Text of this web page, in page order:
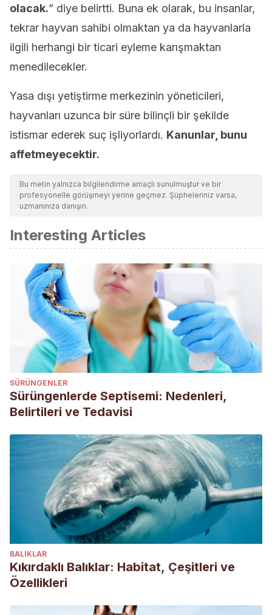
olacak.” diye belirtti. Buna ek olarak, bu insanlar,
tekrar hayvan sahibi olmaktan ya da hayvanlarla
ilgili herhangi bir ticari eyleme karışmaktan
menedilecekler.
Yasa dışı yetiştirme merkezinin yöneticileri,
hayvanları uzunca bir süre bilinçli bir şekilde
istismar ederek suç işliyorlardı. Kanunlar, bunu
affetmeyecektir.
Bu metin yalnızca bilgilendirme amaçlı sunulmuştur ve bir
profesyonelle görüşmeyi yerine geçmez. Şüpheleriniz varsa,
uzmanınıza danışın.
Interesting Articles
SÜRÜNGENLER
Sürüngenlerde Septisemi: Nedenleri,
Belirtileri ve Tedavisi
BALIKLAR
Kıkırdaklı Balıklar: Habitat, Çeşitleri ve
Özellikleri